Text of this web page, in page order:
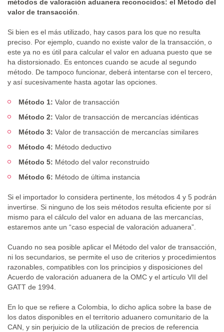
métodos de valoración aduanera reconocidos: el Método del
valor de transacción
Si bien es el más utilizado, hay casos para los que no resulta
preciso. Por ejemplo, cuando no existe valor de la transacción, o
este ya no es útil para calcular el valor en aduana puesto que se
ha distorsionado. Es entonces cuando se acude al segundo
método. De tampoco funcionar, deberá intentarse con el tercero,
y así sucesivamente hasta agotar las opciones.
Método 1: Valor de transacción
Método 2: Valor de transacción de mercancías idénticas
Método 3: Valor de transacción de mercancías similares
Método 4: Método deductivo
Método 5: Método del valor reconstruido
Método 6: Método de última instancia
Si el importador lo considera pertinente, los métodos 4 y 5 podrán
invertirse. Si ninguno de los seis métodos resulta eficiente por sí
mismo para el cálculo del valor en aduana de las mercancías,
estaremos ante un “caso especial de valoración aduanera”.
Cuando no sea posible aplicar el Método del valor de transacción,
ni los secundarios, se permite el uso de criterios y procedimientos
razonables, compatibles con los principios y disposiciones del
Acuerdo de valoración aduanera de la OMC y el artículo VII del
GATT de 1994.
En lo que se refiere a Colombia, lo dicho aplica sobre la base de
los datos disponibles en el territorio aduanero comunitario de la
CAN, y sin perjuicio de la utilización de precios de referencia